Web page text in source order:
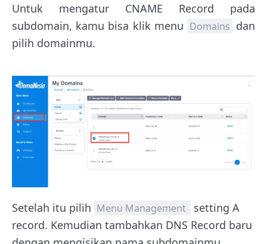
Untuk mengatur CNAME Record pada
subdomain, kamu bisa klik menu Domains dan
pilih domainmu.
Setelah itu pilih Menu Management
setting A
record. Kemudian tambahkan DNS Record baru